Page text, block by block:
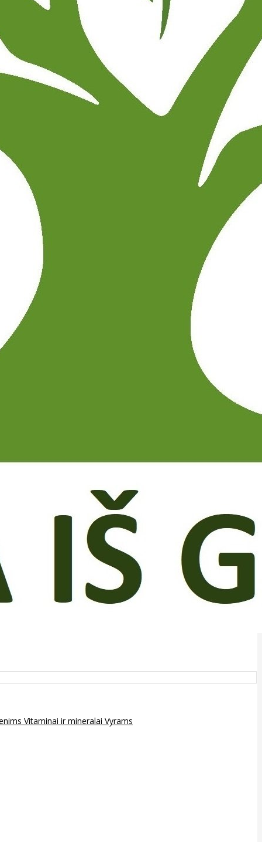
Vitaminai ir mineralai Vyrams